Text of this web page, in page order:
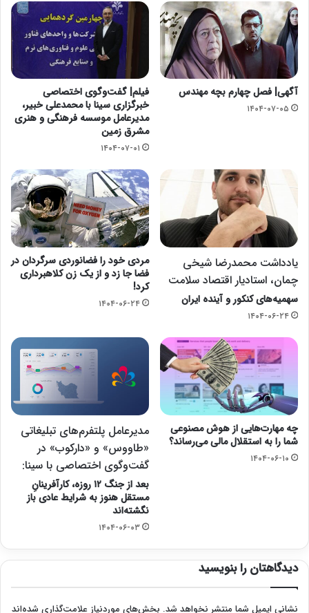
آگهی| فصل چهارم بچه مهندس
۱۴۰۴-۰۷-۰۵
فیلم| گفت‌وگوی اختصاصی
خبرگزاری سینا با محمدعلی خبیر،
مدیرعامل موسسه فرهنگی و هنری
مشرق زمین
۱۴۰۴-۰۷-۰۱
یادداشت محمدرضا شیخی
چمان، استادیار اقتصاد سلامت
سهمیه‌های کنکور و آینده ایران
۱۴۰۴-۰۶-۲۴
مردی خود را فضانوردی سرگردان در
فضا جا زد و از یک زن کلاهبرداری
کرد!
۱۴۰۴-۰۶-۲۴
چه مهارت‌هایی از هوش مصنوعی
شما را به استقلال مالی می‌رساند؟
۱۴۰۴-۰۶-۱۰
مدیرعامل پلتفرم‌های تبلیغاتی
«طاووس» و «دارکوب» در
گفت‌وگوی اختصاصی با سینا:
بعد از جنگ ۱۲ روزه، کارآفرینانِ
مستقل هنوز به شرایط عادی باز
نگشته‌اند
۱۴۰۴-۰۶-۰۳
دیدگاهتان را بنویسید
نشانی ایمیل شما منتشر نخواهد شد. بخش‌های موردنیاز علامت‌گذاری شده‌اند